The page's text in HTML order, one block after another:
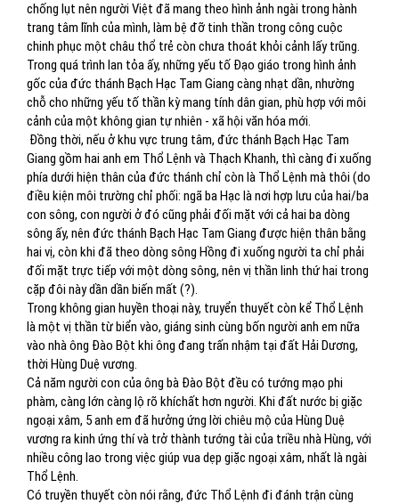
chống lụt nên người Việt đã mang theo hình ảnh ngài trong hành
trang tâm lĩnh của mình, làm bệ đỡ tinh thần trong công cuộc
chinh phục một châu thổ trẻ còn chưa thoát khỏi cảnh lấy trũng.
Trong quá trình lan tỏa ấy, những yếu tố Đạo giáo trong hình ảnh
gốc của đức thánh Bạch Hạc Tam Giang càng nhạt dần, nhường
chỗ cho những yếu tố thần kỳ mang tính dân gian, phù hợp với môi
cảnh của một không gian tự nhiên - xã hội văn hóa mới.
Đồng thời, nếu ở khu vực trung tâm, đức thánh Bạch Hạc Tam
Giang gồm hai anh em Thổ Lệnh và Thạch Khanh, thì càng đi xuống
phía dưới hiện thân của đức thánh chỉ còn là Thổ Lệnh mà thôi (do
điều kiện môi trường chỉ phối: ngã ba Hạc là nơi hợp lưu của hai/ba
con sông, con người ở đó cũng phải đối mặt với cả hai ba dòng
sông ấy, nên đức thánh Bạch Hạc Tam Giang được hiện thân bằng
hai vị, còn khi đã theo dòng sông Hồng đi xuống người ta chỉ phải
đối mặt trực tiếp với một dòng sông, nên vị thần linh thứ hai trong
cặp đôi này dần dần biến mất (?).
Trong không gian huyền thoại này, truyển thuyết còn kể Thổ Lệnh
là một vị thần từ biển vào, giáng sinh cùng bốn người anh em nữa
vào nhà ông Đào Bột khi ông đang trấn nhậm tại đất Hải Dương,
thời Hùng Duệ vương.
Cả năm người con của ông bà Đào Bột đều có tướng mạo phi
phàm, càng lớn càng lộ rõ khíchất hơn người. Khi đất nước bị giặc
ngoại xâm, 5 anh em đã hưởng ứng lời chiêu mộ của Hùng Duệ
vương ra kinh ứng thí và trở thành tướng tài của triều nhà Hùng, với
nhiều công lao trong việc giúp vua dẹp giặc ngoại xâm, nhất là ngài
Thổ Lệnh.
Có truyền thuyết còn nói rằng, đức Thổ Lệnh đi đánh trận cùng